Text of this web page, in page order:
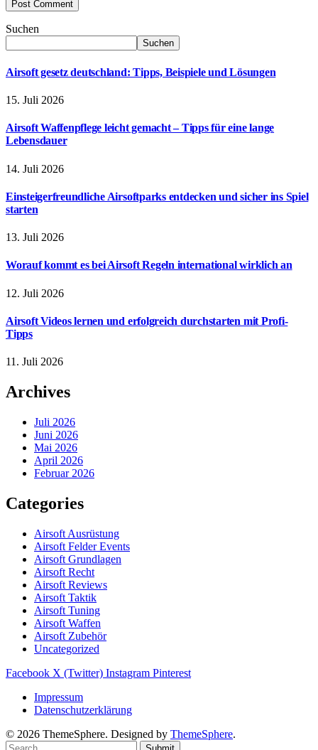
Suchen
Suchen
Airsoft gesetz deutschland: Tipps, Beispiele und Lösungen
15. Juli 2026
Airsoft Waffenpflege leicht gemacht – Tipps für eine lange
Lebensdauer
14. Juli 2026
Einsteigerfreundliche Airsoftparks entdecken und sicher ins Spiel
starten
13. Juli 2026
Worauf kommt es bei Airsoft Regeln international wirklich an
12. Juli 2026
Airsoft Videos lernen und erfolgreich durchstarten mit Profi-
Tipps
11. Juli 2026
Archives
Juli 2026
Juni 2026
Mai 2026
April 2026
Februar 2026
Categories
Airsoft Ausrüstung
Airsoft Felder Events
Airsoft Grundlagen
Airsoft Recht
Airsoft Reviews
Airsoft Taktik
Airsoft Tuning
Airsoft Waffen
Airsoft Zubehör
Uncategorized
Facebook X (Twitter) Instagram Pinterest
Impressum
Datenschutzerklärung
© 2026 ThemeSphere. Designed by ThemeSphere.